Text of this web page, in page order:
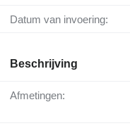
Datum van invoering:
Beschrijving
Afmetingen: